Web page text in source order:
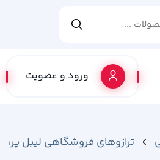
ورود و عضویت
ترازوهای فروشگاهی لیبل